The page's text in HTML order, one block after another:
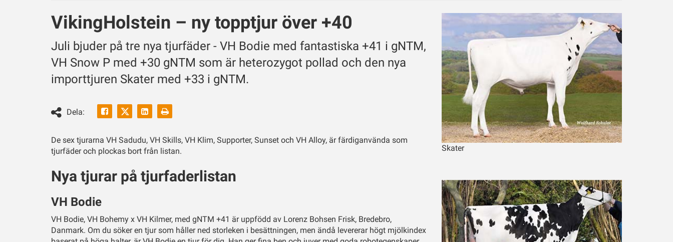
VikingHolstein – ny topptjur över +40
Juli bjuder på tre nya tjurfäder - VH Bodie med fantastiska +41 i gNTM,
VH Snow P med +30 gNTM som är heterozygot pollad och den nya
importtjuren Skater med +33 i gNTM.
Dela:
Facebook LinkedinSkriv
De sex tjurarna VH Sadudu, VH Skills, VH Klim, Supporter, Sunset och VH Alloy, är färdiganvända som
tjurfäder och plockas bort från listan.
Nya tjurar på tjurfaderlistan
VH Bodie
VH Bodie, VH Bohemy x VH Kilmer, med gNTM +41 är uppfödd av Lorenz Bohsen Frisk, Bredebro,
Danmark. Om du söker en tjur som håller ned storleken i besättningen, men ändå levererar högt mjölkindex
Skater